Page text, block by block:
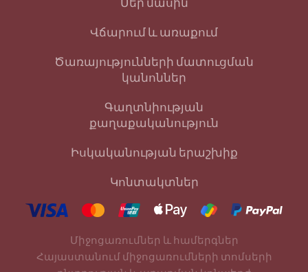
Վճարում և առաքում
Ծառայությունների մատուցման
կանոններ
Գաղտնիության
քաղաքականություն
Իսկականության երաշխիք
Կոնտակտներ
Միջոցառումներ և համերգներ
Հայաստանում միջոցառումների տոմսերի